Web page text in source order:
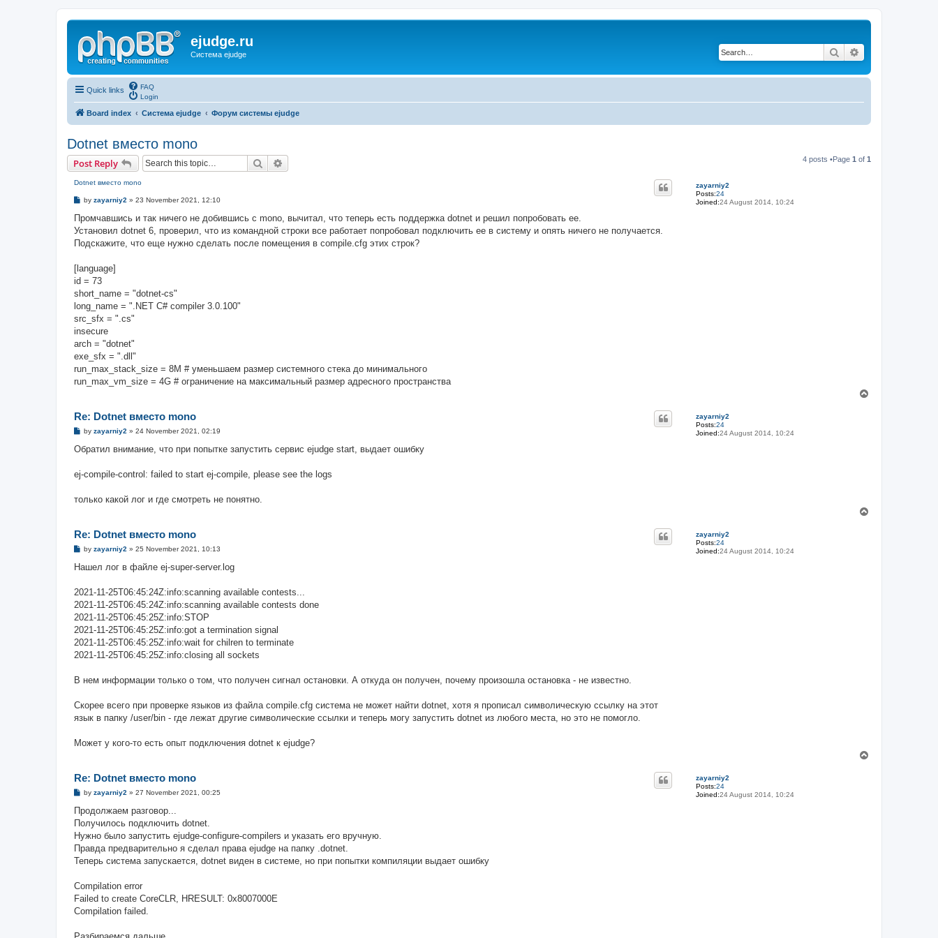
ejudge.ru
Система ejudge Search
Quick links
FAQ
Login
Board index Система ejudge Форум системы ejudge
Dotnet вместо mono
Post Reply Search 4 posts •Page 1 of 1
zayarniy2
Posts:24
Joined:24 August 2014, 10:24
Dotnet вместо mono
P
s
t
by zayarniy2 » 23 November 2021, 12:10
Промчавшись и так ничего не добившись с mono, вычитал, что теперь есть поддержка dotnet и решил попробовать ее.
Установил dotnet 6, проверил, что из командной строки все работает попробовал подключить ее в систему и опять ничего не получается.
Подскажите, что еще нужно сделать после помещения в compile.cfg этих строк?
[language]
id = 73
short_name = "dotnet-cs"
long_name = ".NET C# compiler 3.0.100"
src_sfx = ".cs"
insecure
arch = "dotnet"
exe_sfx = ".dll"
run_max_stack_size = 8M # уменьшаем размер системного стека до минимального
run_max_vm_size = 4G # ограничение на максимальный размер адресного пространства
zayarniy2
Posts:24
Joined:24 August 2014, 10:24
Re: Dotnet вместо mono
P
s
by zayarniy2 » 24 November 2021, 02:19
Обратил внимание, что при попытке запустить сервис ejudge start, выдает ошибку
ej-compile-control: failed to start ej-compile, please see the logs
только какой лог и где смотреть не понятно.
zayarniy2
Posts:24
Joined:24 August 2014, 10:24
Re: Dotnet вместо mono
P
s
by zayarniy2 » 25 November 2021, 10:13
Нашел лог в файле ej-super-server.log
2021-11-25T06:45:24Z:info:scanning available contests...
2021-11-25T06:45:24Z:info:scanning available contests done
2021-11-25T06:45:25Z:info:STOP
2021-11-25T06:45:25Z:info:got a termination signal
2021-11-25T06:45:25Z:info:wait for chilren to terminate
2021-11-25T06:45:25Z:info:closing all sockets
В нем информации только о том, что получен сигнал остановки. А откуда он получен, почему произошла остановка - не известно.
Скорее всего при проверке языков из файла compile.cfg система не может найти dotnet, хотя я прописал символическую ссылку на этот
язык в папку /user/bin - где лежат другие символические ссылки и теперь могу запустить dotnet из любого места, но это не помогло.
Может у кого-то есть опыт подключения dotnet к ejudge?
zayarniy2
Posts:24
Joined:24 August 2014, 10:24
Re: Dotnet вместо mono
P
s
t
by zayarniy2 » 27 November 2021, 00:25
Продолжаем разговор...
Получилось подключить dotnet.
Нужно было запустить ejudge-configure-compilers и указать его вручную.
Правда предварительно я сделал права ejudge на папку .dotnet.
Теперь система запускается, dotnet виден в системе, но при попытки компиляции выдает ошибку
Compilation error
Failed to create CoreCLR, HRESULT: 0x8007000E
Compilation failed.
Разбираемся дальше